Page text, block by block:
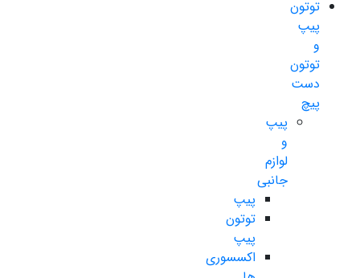
توتون
پیپ
و
توتون
دست
پیچ
پیپ
و
لوازم
جانبی
پیپ
توتون
پیپ
اکسسوری